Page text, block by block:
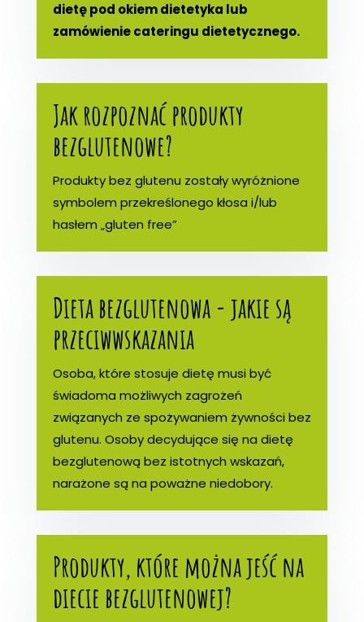
dietę pod okiem dietetyka lub
zamówienie cateringu dietetycznego.
Jak rozpoznać produkty
bezglutenowe?
Produkty bez glutenu zostały wyróżnione
symbolem przekreślonego kłosa i/lub
hasłem „gluten free”
Dieta bezglutenowa - jakie są
przeciwwskazania
Osoba, które stosuje dietę musi być
świadoma możliwych zagrożeń
związanych ze spożywaniem żywności bez
glutenu. Osoby decydujące się na dietę
bezglutenową bez istotnych wskazań,
narażone są na poważne niedobory.
Produkty, które można jeść na
diecie bezglutenowej?